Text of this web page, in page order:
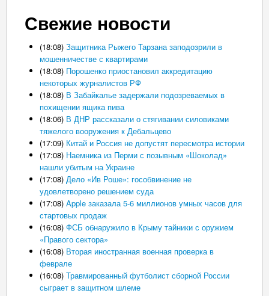
Свежие новости
(18:08) Защитника Рыжего Тарзана заподозрили в
мошенничестве с квартирами
(18:08) Порошенко приостановил аккредитацию
некоторых журналистов РФ
(18:08) В Забайкалье задержали подозреваемых в
похищении ящика пива
(18:06) В ДНР рассказали о стягивании силовиками
тяжелого вооружения к Дебальцево
(17:09) Китай и Россия не допустят пересмотра истории
(17:08) Наемника из Перми с позывным «Шоколад»
нашли убитым на Украине
(17:08) Дело «Ив Роше»: гособвинение не
удовлетворено решением суда
(17:08) Apple заказала 5-6 миллионов умных часов для
стартовых продаж
(16:08) ФСБ обнаружило в Крыму тайники с оружием
«Правого сектора»
(16:08) Вторая иностранная военная проверка в
феврале
(16:08) Травмированный футболист сборной России
сыграет в защитном шлеме